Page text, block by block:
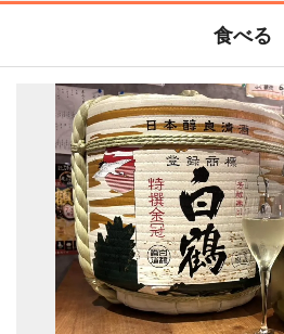
食べる